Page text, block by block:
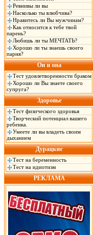
Ревнивы ли вы
Насколько ты влюбчива?
Нравитесь ли Вы мужчинам?
Как относится к тебе твой
парень?
Любишь ли ты МЕЧТАТЬ?
Хорошо ли ты знаешь своего
парня?
Он и она
Тест удовлетворенности браком
Хорошо ли Вы знаете своего
супруга?
Здоровье
Тест физического здоровья
Творческий потенциал вашего
ребенка.
Умеете ли вы владеть своим
дыханием
Дурацкие
Тест на беременность
Тест на идиотизм
РЕКЛАМА